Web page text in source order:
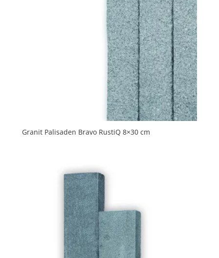
Granit Palisaden Bravo RustiQ 8×30 cm